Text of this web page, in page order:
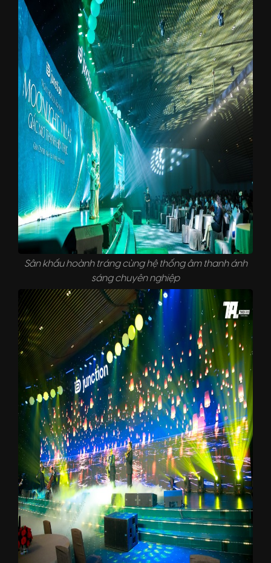
Sân khấu hoành tráng cùng hệ thống âm thanh ánh
sáng chuyên nghiệp